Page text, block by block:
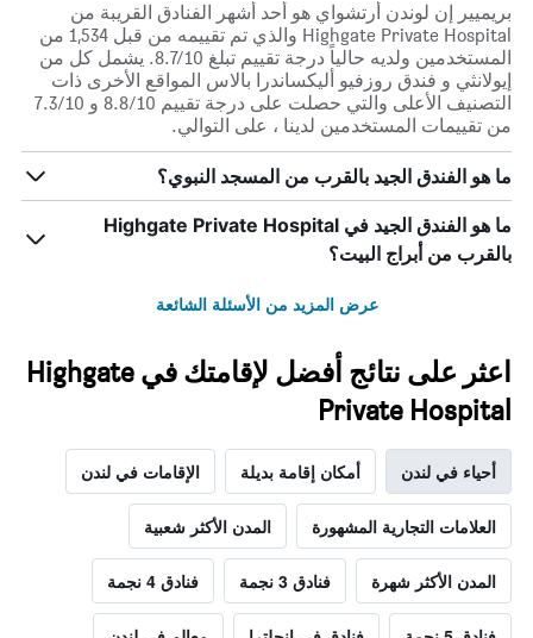
بريميير إن لوندن أرتشواي هو أحد أشهر الفنادق القريبة من
Highgate Private Hospital والذي تم تقييمه من قبل 1,534 من
المستخدمين ولديه حالياً درجة تقييم تبلغ 8.7/10. يشمل كل من
إيولانثي و فندق روزفيو أليكساندرا بالاس المواقع الأخرى ذات
التصنيف الأعلى والتي حصلت على درجة تقييم 8.8/10 و 7.3/10
من تقييمات المستخدمين لدينا ، على التوالي.
ما هو الفندق الجيد بالقرب من المسجد النبوي؟
ما هو الفندق الجيد في Highgate Private Hospital
بالقرب من أبراج البيت؟
عرض المزيد من الأسئلة الشائعة
اعثر على نتائج أفضل لإقامتك في Highgate
Private Hospital
أحياء في لندن أمكان إقامة بديلة الإقامات في لندن
العلامات التجارية المشهورة المدن الأكثر شعبية
المدن الأكثر شهرة فنادق 3 نجمة فنادق 4 نجمة